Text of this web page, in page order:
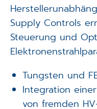
Supply Controls
Steuerung und
Tungsten und
Integration
von fremden